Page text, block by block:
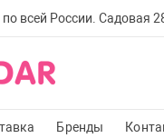
всей России. Садовая
Бренды